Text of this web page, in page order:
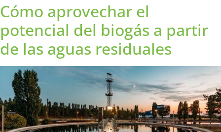
Cómo aprovechar el
potencial del biogás a partir
de las aguas residuales